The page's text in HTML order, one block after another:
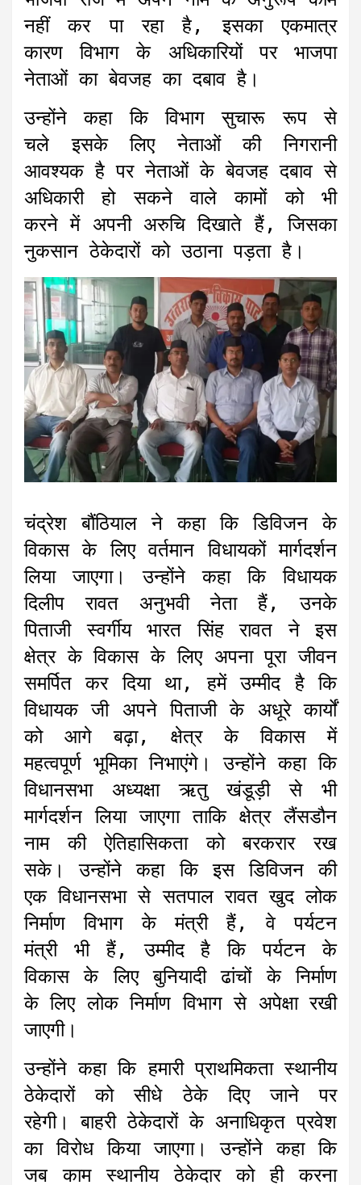
नहीं कर पा रहा है, इसका एकमात्र
कारण विभाग के अधिकारियों पर भाजपा
नेताओं का बेवजह का दबाव है।
उन्होंने कहा कि विभाग सुचारू रूप से
चले इसके लिए नेताओं की निगरानी
आवश्यक है पर नेताओं के बेवजह दबाव से
अधिकारी हो सकने वाले कामों को भी
करने में अपनी अरुचि दिखाते हैं, जिसका
नुकसान ठेकेदारों को उठाना पड़ता है।
चंद्रेश बौंठियाल ने कहा कि डिविजन के
विकास के लिए वर्तमान विधायकों मार्गदर्शन
लिया जाएगा। उन्होंने कहा कि विधायक
दिलीप रावत अनुभवी नेता हैं, उनके
पिताजी स्वर्गीय भारत सिंह रावत ने इस
क्षेत्र के विकास के लिए अपना पूरा जीवन
समर्पित कर दिया था, हमें उम्मीद है कि
विधायक जी अपने पिताजी के अधूरे कार्यों
को आगे बढ़ा, क्षेत्र के विकास में
महत्वपूर्ण भूमिका निभाएंगे। उन्होंने कहा कि
विधानसभा अध्यक्षा ऋतु खंडूड़ी से भी
मार्गदर्शन लिया जाएगा ताकि क्षेत्र लैंसडौन
नाम की ऐतिहासिकता को बरकरार रख
सके। उन्होंने कहा कि इस डिविजन की
एक विधानसभा से सतपाल रावत खुद लोक
निर्माण विभाग के मंत्री हैं, वे पर्यटन
मंत्री भी हैं, उम्मीद है कि पर्यटन के
विकास के लिए बुनियादी ढांचों के निर्माण
के लिए लोक निर्माण विभाग से अपेक्षा रखी
जाएगी।
उन्होंने कहा कि हमारी प्राथमिकता स्थानीय
ठेकेदारों को सीधे ठेके दिए जाने पर
रहेगी। बाहरी ठेकेदारों के अनाधिकृत प्रवेश
का विरोध किया जाएगा। उन्होंने कहा कि
जब काम स्थानीय ठेकेदार को ही करना